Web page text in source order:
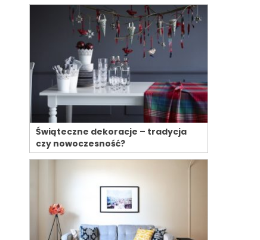
Świąteczne dekoracje – tradycja
czy nowoczesność?